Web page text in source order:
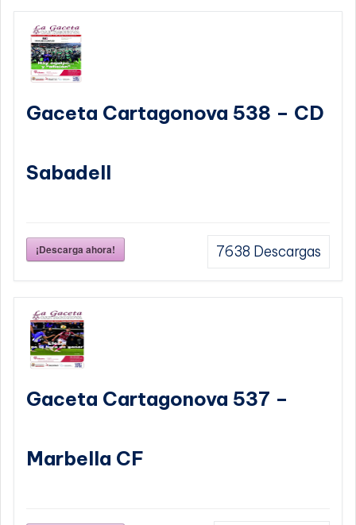
Gaceta Cartagonova 538 – CD
Sabadell
¡Descarga ahora! 7638 Descargas
Gaceta Cartagonova 537 –
Marbella CF